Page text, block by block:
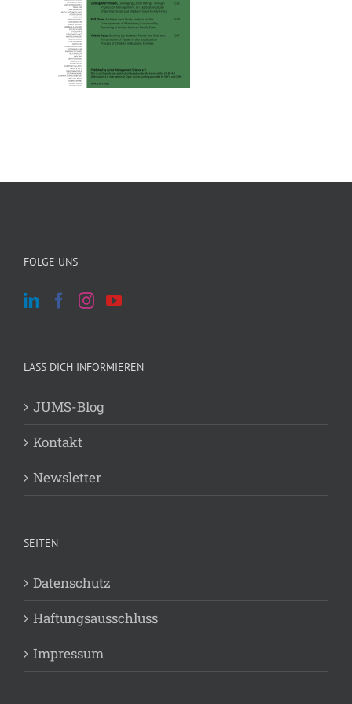
FOLGE UNS
LASS DICH INFORMIEREN
JUMS-Blog
Kontakt
Newsletter
SEITEN
Datenschutz
Haftungsausschluss
Impressum